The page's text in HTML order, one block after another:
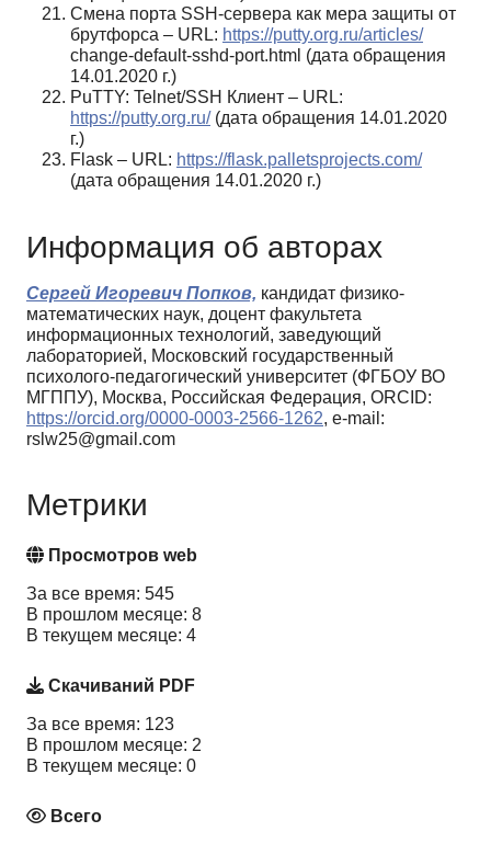
Смена порта SSH-сервера как мера защиты от
брутфорса – URL: https://putty.org.ru/articles/
change-default-sshd-port.html (дата обращения
14.01.2020 г.)
PuTTY: Telnet/SSH Клиент – URL:
https://putty.org.ru/(дата обращения 14.01.2020
г.)
Flask – URL: https://flask.palletsprojects.com/
(дата обращения 14.01.2020 г.)
Информация об авторах
Сергей Игоревич Попков, кандидат физико-
математических наук, доцент факультета
информационных технологий, заведующий
лабораторией, Московский государственный
психолого-педагогический университет (ФГБОУ ВО
МГППУ), Москва, Российская Федерация, ORCID:
https://orcid.org/0000-0003-2566-1262, e-mail:
rslw25@gmail.com
Метрики
Просмотров web
За все время: 545
В прошлом месяце: 8
В текущем месяце: 4
Скачиваний PDF
За все время: 123
В прошлом месяце: 2
В текущем месяце: 0
Всего